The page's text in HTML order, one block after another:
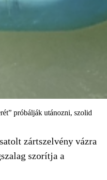
próbálják utánozni, szolid
zártszelvény vázra
szorítja a